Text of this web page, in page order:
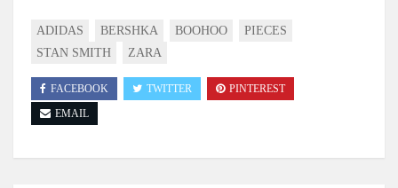
ADIDAS BERSHKA BOOHOO
PIECES
STAN SMITH
ZARA
FACEBOOK TWITTER
PINTEREST
EMAIL